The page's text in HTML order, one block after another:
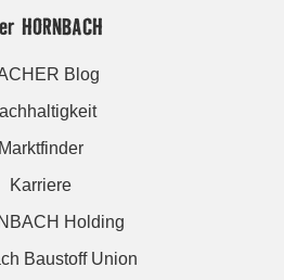
HORNBACH
Blog
Marktfinder
Karriere
Holding
Baustoff Union